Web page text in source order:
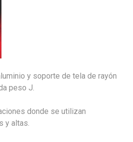
y soporte de tela de rayón
peso J.
donde se utilizan
y altas.